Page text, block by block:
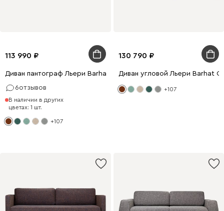
113 990
Диван пантограф Льери Barhat Ginger
6отзывов
В наличии в других
цветах: 1 шт.
+107
130 790
Диван угловой Льери Barhat
+107